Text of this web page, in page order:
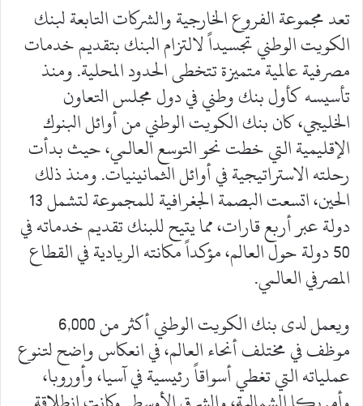
تعد مجموعة الفروع الخارجية والشركات التابعة لبنك
الكويت الوطني تجسيداً لالتزام البنك بتقديم خدمات
مصرفية عالمية متميزة تتخطى الحدود المحلية. ومنذ
تأسيسه كأول بنك وطني في دول مجلس التعاون
الخليجي، كان بنك الكويت الوطني من أوائل البنوك
الإقليمية التي خطت نحو التوسع العالمي، حيث بدأت
رحلته الاستراتيجية في أوائل الثمانينيات. ومنذ ذلك
الحين، اتسعت البصمة الجغرافية للمجموعة لتشمل 13
دولة عبر أربع قارات، مما يتيح للبنك تقديم خدماته في
50 دولة حول العالم، مؤكداً مكانته الريادية في القطاع
المصرفي العالمي.
ويعمل لدى بنك الكويت الوطني أكثر من 6,000
موظف في مختلف أنحاء العالم، في انعكاس واضح لتنوع
عملياته التي تغطي أسواقاً رئيسية في آسيا، وأوروبا،